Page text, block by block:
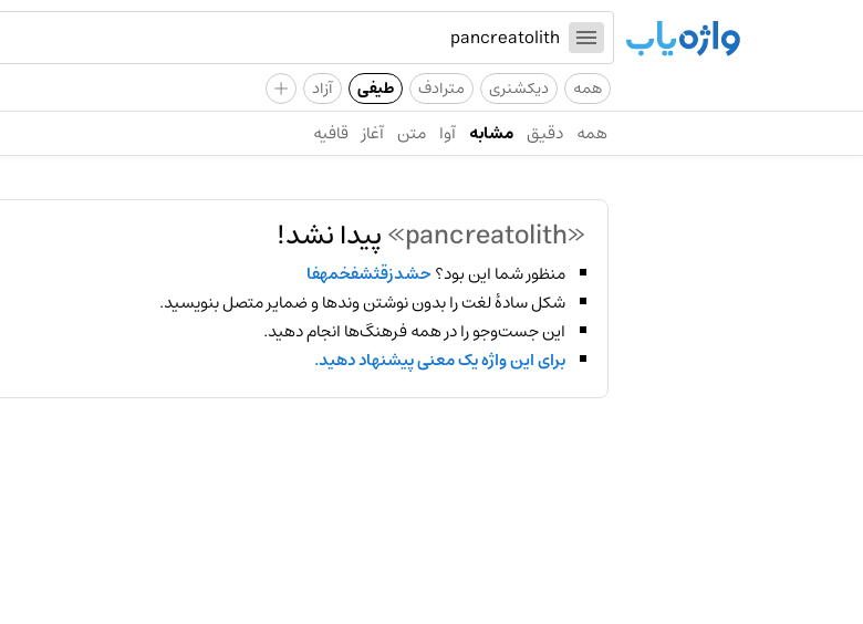
همه دیکشنری مترادف طیفی آزاد +
همه دقیق مشابه آوا متن آغاز قافیه
«pancreatolith» پیدا نشد!
منظور شما این بود؟حشدزقثشفخمهفا
شکل سادهٔ لغت را بدون نوشتن وندها و ضمایر متصل بنویسید.
این جست‌وجو را در همه فرهنگ‌ها انجام دهید.
برای این واژه یک معنی پیشنهاد دهید.